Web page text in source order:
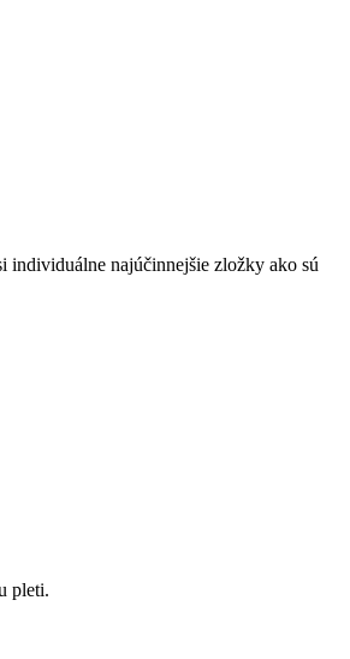
individuálne najúčinnejšie zložky ako sú
pleti.